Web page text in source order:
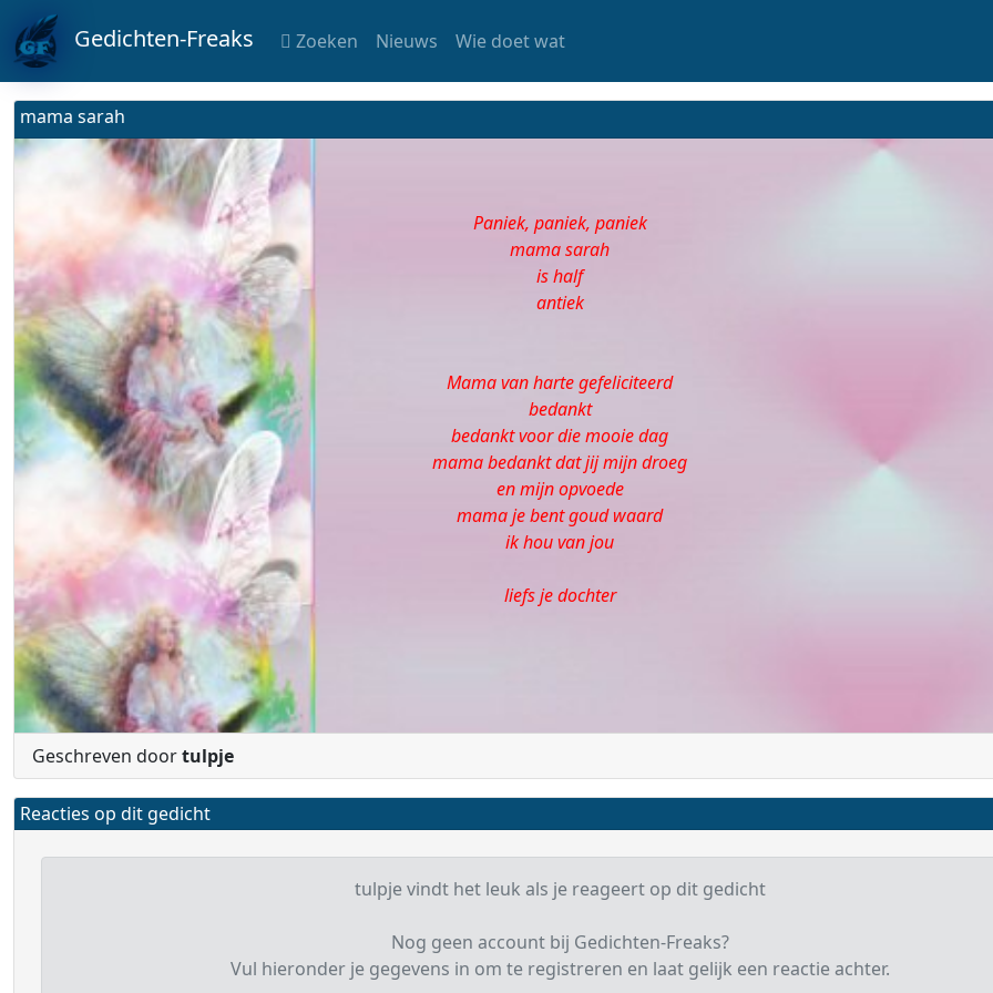
Gedichten-Freaks Zoeken Nieuws Wie doet wat
mama sarah
Paniek, paniek, paniek
mama sarah
is half
antiek
Mama van harte gefeliciteerd
bedankt
bedankt voor die mooie dag
mama bedankt dat jij mijn droeg
en mijn opvoede
mama je bent goud waard
ik hou van jou
liefs je dochter
Geschreven doortulpje
Reacties op dit gedicht
tulpje vindt het leuk als je reageert op dit gedicht
Nog geen account bij Gedichten-Freaks?
Vul hieronder je gegevens in om te registreren en laat gelijk een reactie achter.